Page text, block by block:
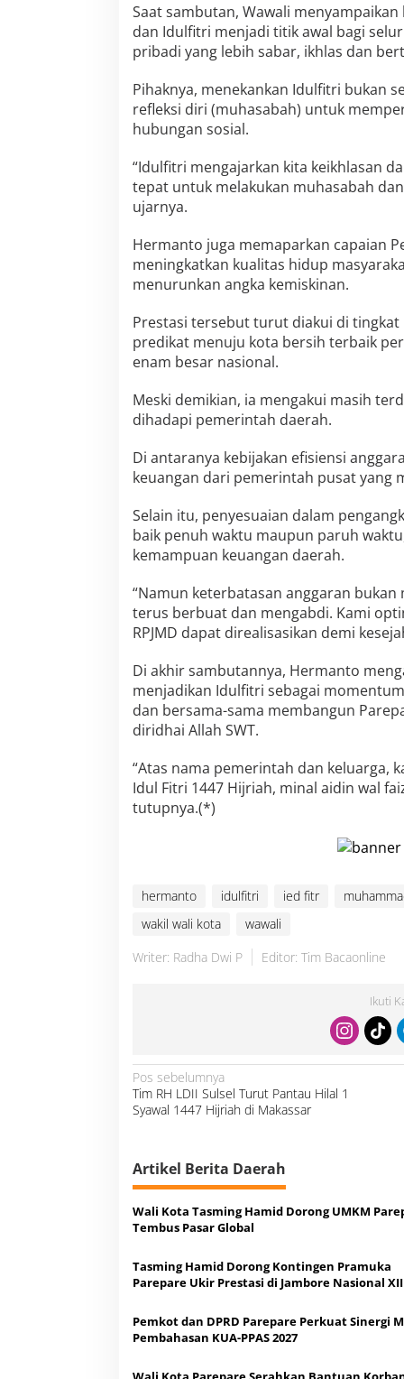
Saat sambutan, Wawali
dan Idulfitri menjadi titik awal bagi
pribadi yang lebih sabar, ikhlas dan
Pihaknya, menekankan Idulfitri bukan
refleksi diri (muhasabah) untuk
hubungan sosial.
“Idulfitri mengajarkan kita keikhlasan
tepat untuk melakukan muhasabah
ujarnya.
Hermanto juga memaparkan capaian
meningkatkan kualitas hidup
menurunkan angka kemiskinan.
Prestasi tersebut turut diakui di
predikat menuju kota bersih terbaik
enam besar nasional.
Meski demikian, ia mengakui masih
dihadapi pemerintah daerah.
Di antaranya kebijakan efisiensi
keuangan dari pemerintah pusat yang
Selain itu, penyesuaian dalam
baik penuh waktu maupun paruh
kemampuan keuangan daerah.
“Namun keterbatasan anggaran
terus berbuat dan mengabdi. Kami
RPJMD dapat direalisasikan demi
Di akhir sambutannya, Hermanto
menjadikan Idulfitri sebagai
dan bersama-sama membangun
diridhai Allah SWT.
“Atas nama pemerintah dan keluarga,
Idul Fitri 1447 Hijriah, minal aidin wal
tutupnya.(*)
hermanto idulfitri ied fitr
wakil wali kota
wawali
Writer: Radha Dwi P
Editor: Tim Bacaonline
Ikuti
N
a
v
i
g
o
s
Pos sebelumnya
Tim RH LDII Sulsel Turut Pantau Hilal 1
Syawal 1447 Hijriah di Makassar
Artikel Berita Daerah
Wali Kota Tasming Hamid Dorong UMKM
Tembus Pasar Global
Tasming Hamid Dorong Kontingen Pramuka
Parepare Ukir Prestasi di Jambore Nasional XII
Pemkot dan DPRD Parepare Perkuat Sinergi
Pembahasan KUA-PPAS 2027